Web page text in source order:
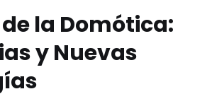
la Domótica:
y Nuevas